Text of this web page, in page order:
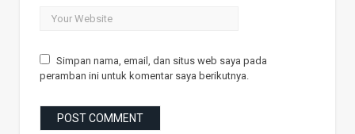
Simpan nama, email, dan situs web saya pada
peramban ini untuk komentar saya berikutnya.